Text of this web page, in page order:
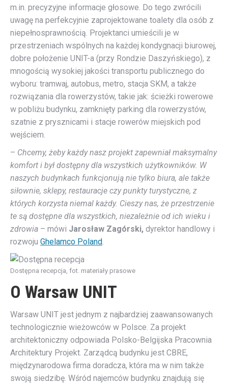
m.in. precyzyjne informacje głosowe. Do tego zwrócili
uwagę na perfekcyjnie zaprojektowane toalety dla osób z
niepełnosprawnością. Projektanci umieścili je w
przestrzeniach wspólnych na każdej kondygnacji biurowej,
dobre położenie UNIT-a (przy Rondzie Daszyńskiego), z
mnogością wysokiej jakości transportu publicznego do
wyboru: tramwaj, autobus, metro, stacja SKM, a także
rozwiązania dla rowerzystów, takie jak: ścieżki rowerowe
w pobliżu budynku, zamknięty parking dla rowerzystów,
szatnie z prysznicami i stacje rowerów miejskich pod
wejściem.
– Chcemy, żeby każdy nasz projekt zapewniał maksymalny
komfort i był dostępny dla wszystkich użytkowników. W
naszych budynkach funkcjonują nie tylko biura, ale także
siłownie, sklepy, restauracje czy punkty turystyczne, z
których korzysta niemal każdy. Cieszy nas, że przestrzenie
te są dostępne dla wszystkich, niezależnie od ich wieku i
zdrowia – mówi Jarosław Zagórski, dyrektor handlowy i
rozwoju Ghelamco Poland.
Dostępna recepcja, fot. materiały prasowe
O Warsaw UNIT
Warsaw UNIT jest jednym z najbardziej zaawansowanych
technologicznie wieżowców w Polsce. Za projekt
architektoniczny odpowiada Polsko-Belgijska Pracownia
Architektury Projekt. Zarządcą budynku jest CBRE,
międzynarodowa firma doradcza, która ma w nim także
swoją siedzibę. Wśród najemców budynku znajdują się